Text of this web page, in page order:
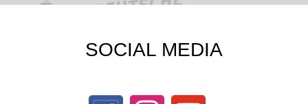
SOCIAL MEDIA